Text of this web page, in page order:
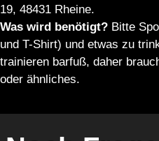
19, 48431 Rheine.
Was wird benötigt? Bitte
und T-Shirt) und etwas zu
trainieren barfuß, daher
oder ähnliches.